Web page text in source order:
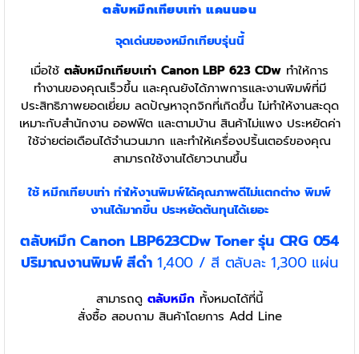
ตลับหมึกเทียบเท่า แคนนอน
จุดเด่นของหมึกเทียบรุ่นนี้
เมื่อใช้ ตลับหมึกเทียบเท่า Canon LBP 623 CDw ทำให้การ
ทำงานของคุณเร็วขึ้น และคุณยังได้ภาพการและงานพิมพ์ที่มี
ประสิทธิภาพยอดเยี่ยม ลดปัญหาจุกจิกที่เกิดขึ้น ไม่ทำให้งานสะดุด
เหมาะกับสำนักงาน ออฟฟิต และตามบ้าน สินค้าไม่แพง ประหยัดค่า
ใช้จ่ายต่อเดือนได้จำนวนมาก และทำให้เครื่องปริ้นเตอร์ของคุณ
สามารถใช้งานได้ยาวนานขึ้น
ใช้ หมึกเทียบเท่า ทำให้งานพิมพ์ได้คุณภาพดีไม่แตกต่าง พิมพ์
งานได้มากขึ้น ประหยัดต้นทุนได้เยอะ
ตลับหมึก Canon LBP623CDw Toner รุ่น CRG 054
ปริมาณงานพิมพ์ สีดำ1,400 / สี ตลับละ 1,300 แผ่น
สามารถดู ตลับหมึก ทั้งหมดได้ที่นี้
สั่งซื้อ สอบถาม สินค้าโดยการ Add Line